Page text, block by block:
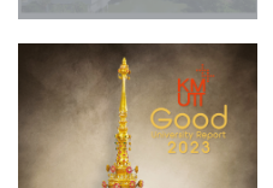
เพื่อยกระดับคุณธรรมและความ
โปร่งใส มจธ. (พ.ศ. 2566-2570)